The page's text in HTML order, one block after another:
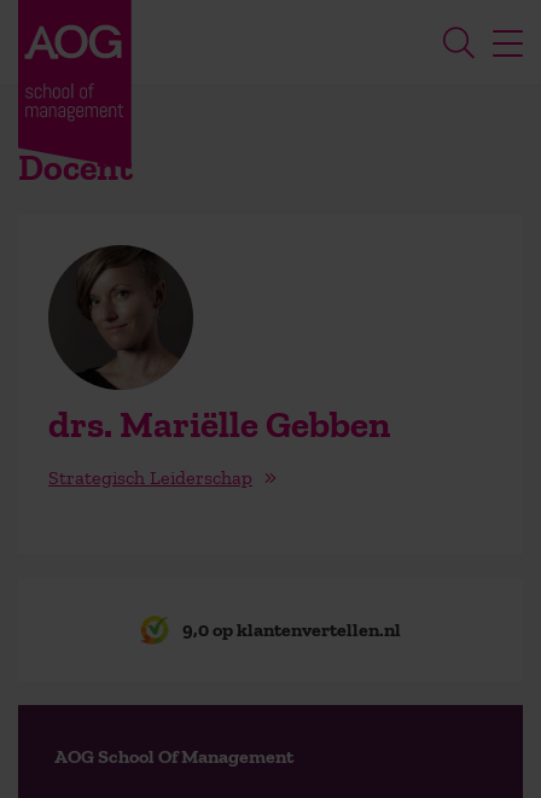
Docent
drs. Mariëlle Gebben
Strategisch Leiderschap
9,0 op klantenvertellen.nl
AOG School Of Management